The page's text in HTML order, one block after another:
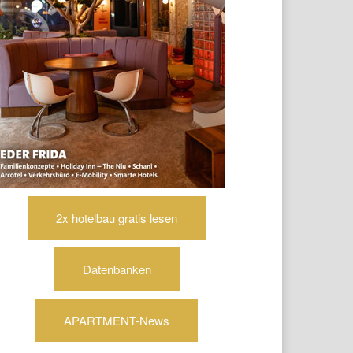
2x hotelbau gratis lesen
Datenbanken
APARTMENT-News